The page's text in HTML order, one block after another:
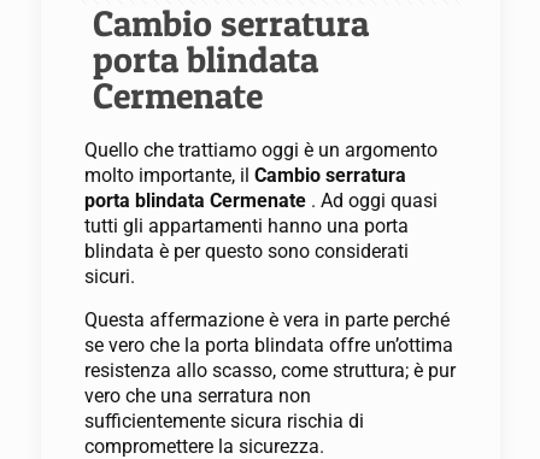
Cambio serratura
porta blindata
Cermenate
Quello che trattiamo oggi è un argomento
molto importante, il Cambio serratura
porta blindata Cermenate . Ad oggi quasi
tutti gli appartamenti hanno una porta
blindata è per questo sono considerati
sicuri.
Questa affermazione è vera in parte perché
se vero che la porta blindata offre un’ottima
resistenza allo scasso, come struttura; è pur
vero che una serratura non
sufficientemente sicura rischia di
compromettere la sicurezza.